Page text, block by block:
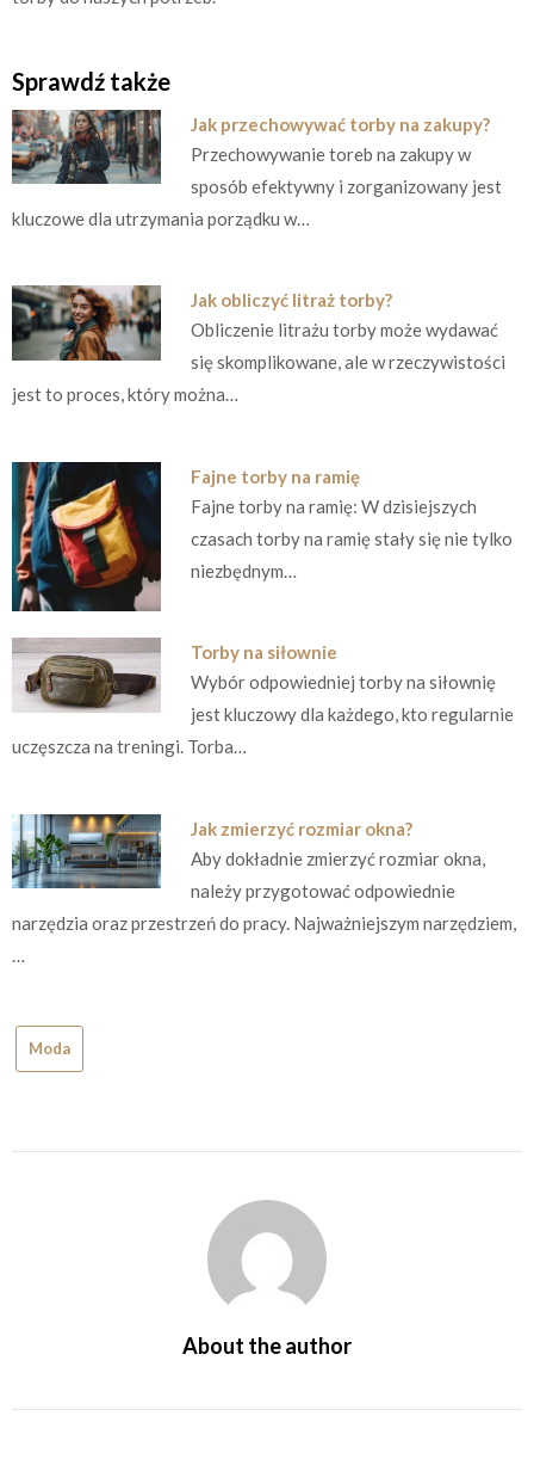
Sprawdź także
Jak przechowywać torby na zakupy?
Przechowywanie toreb na zakupy w
sposób efektywny i zorganizowany jest
kluczowe dla utrzymania porządku w…
Jak obliczyć litraż torby?
Obliczenie litrażu torby może wydawać
się skomplikowane, ale w rzeczywistości
jest to proces, który można…
Fajne torby na ramię
Fajne torby na ramię: W dzisiejszych
czasach torby na ramię stały się nie tylko
niezbędnym…
Torby na siłownie
Wybór odpowiedniej torby na siłownię
jest kluczowy dla każdego, kto regularnie
uczęszcza na treningi. Torba…
Jak zmierzyć rozmiar okna?
Aby dokładnie zmierzyć rozmiar okna,
należy przygotować odpowiednie
narzędzia oraz przestrzeń do pracy. Najważniejszym narzędziem,
…
Moda
About the author